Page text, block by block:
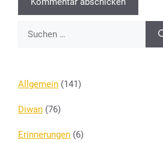
nach:
Allgemein (141)
Diwan (76)
Erinnerungen (6)